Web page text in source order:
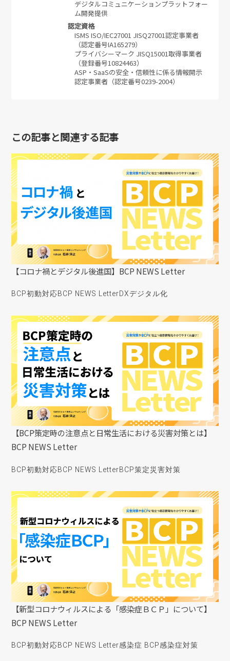
デジタルコミュニケーションプラットフォー
ム開発提供
認定資格
ISMS ISO/IEC27001 JISQ27001認定事業者
（認定番号IA165279）
プライバシーマーク JISQ15001取得事業者
（登録番号10824463）
ASP・SaaSの安全・信頼性に係る情報開示
認定事業者（認定番号0239-2004）
この記事と関連する記事
【コロナ禍とデジタル後進国】BCP NEWS Letter
BCP初動対応BCP NEWS LetterDXデジタル化
【BCP策定時の注意点と日常生活における災害対策とは】
BCP NEWS Letter
BCP初動対応BCP NEWS LetterBCP策定災害対策
【新型コロナウィルスによる「感染症ＢＣＰ」について】
BCP NEWS Letter
BCP初動対応BCP NEWS Letter感染症 BCP感染症対策